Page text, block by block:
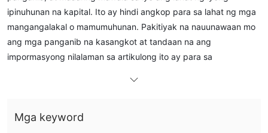
ipinuhunan na kapital. Ito ay hindi angkop para sa lahat ng mga
mangangalakal o mamumuhunan. Pakitiyak na nauunawaan mo
ang mga panganib na kasangkot at tandaan na ang
impormasyong nilalaman sa artikulong ito ay para sa
ano ang FxBitCapital ？
Mga keyword